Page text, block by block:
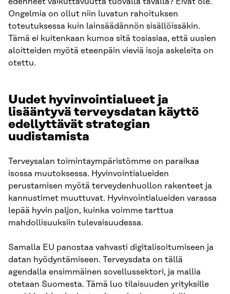
Ongelmia on ollut niin luvatun rahoituksen
toteutuksessa kuin lainsäädännön sisällöissäkin.
Tämä ei kuitenkaan kumoa sitä tosiasiaa, että uusien
aloitteiden myötä eteenpäin vieviä isoja askeleita on
otettu.
Uudet hyvinvointialueet ja
lisääntyvä terveysdatan käyttö
edellyttävät strategian
uudistamista
Terveysalan toimintaympäristömme on paraikaa
isossa muutoksessa. Hyvinvointialueiden
perustamisen myötä terveydenhuollon rakenteet ja
kannustimet muuttuvat. Hyvinvointialueiden varassa
lepää hyvin paljon, kuinka voimme tarttua
mahdollisuuksiin tulevaisuudessa.
Samalla EU panostaa vahvasti digitalisoitumiseen ja
datan hyödyntämiseen. Terveysdata on tällä
agendalla ensimmäinen sovellussektori, ja mallia
otetaan Suomesta. Tämä luo tilaisuuden yrityksille